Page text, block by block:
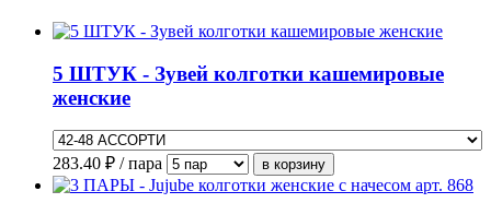
5 ШТУК - Зувей колготки кашемировые
женские
283.40 ₽ / пара